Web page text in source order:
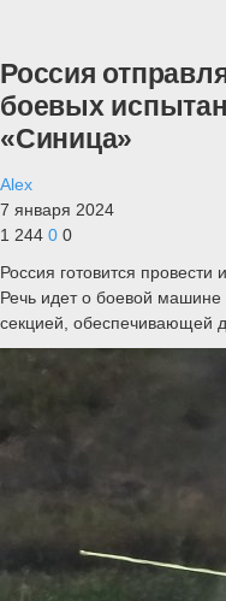
Россия
боевых
«Синица»
Alex
7 января 2024
1 244 0 0
Россия готовится провести
Речь идет о боевой
секцией, обеспечивающей